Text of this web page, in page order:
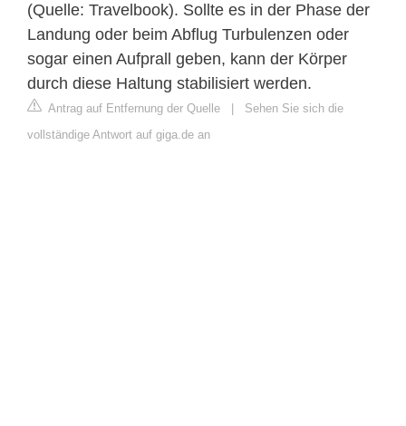
(Quelle: Travelbook). Sollte es in der Phase der
Landung oder beim Abflug Turbulenzen oder
sogar einen Aufprall geben, kann der Körper
durch diese Haltung stabilisiert werden.
Antrag auf Entfernung der Quelle
Sehen Sie sich die
vollständige Antwort auf giga.de an